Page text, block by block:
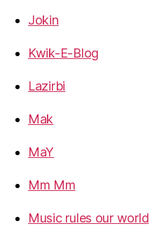
Jokin
Kwik-E-Blog
Lazirbi
Mak
MaY
Mm Mm
Music rules our world